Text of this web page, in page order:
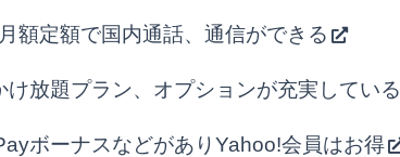
額定額で国内通話、通信ができる
け放題プラン、オプションが充実している
ボーナスなどがありYahoo!会員はお得